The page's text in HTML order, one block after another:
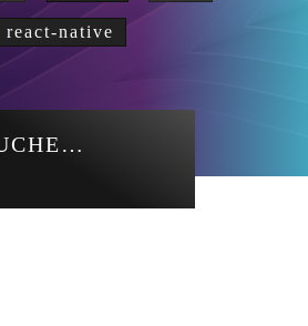
react-native